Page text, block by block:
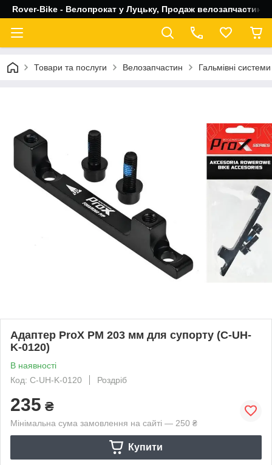
Rover-Bike - Велопрокат у Луцьку, Продаж велозапчастин,
Товари та послуги Велозапчастин Гальмівні системи
Адаптер ProX PM 203 мм для супорту (C-UH-
K-0120)
В наявності
Код: C-UH-K-0120
Роздріб
235 ₴
Мінімальна сума замовлення на сайті — 250 ₴
Купити